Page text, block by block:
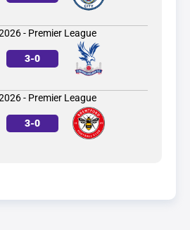
- Premier League
3-0
- Premier League
3-0